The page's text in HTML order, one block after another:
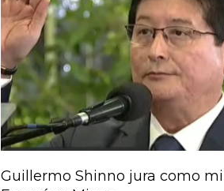
Guillermo Shinno jura como